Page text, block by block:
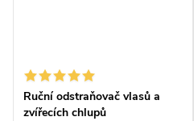
Ruční odstraňovač vlasů a
zvířecích chlupů